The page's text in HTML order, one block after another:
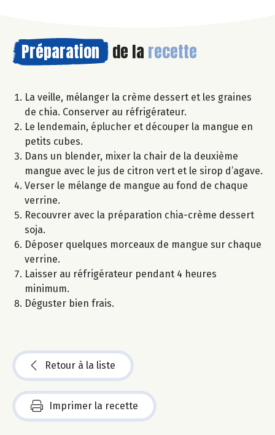
Préparation de la recette
La veille, mélanger la crème dessert et les graines
de chia. Conserver au réfrigérateur.
Le lendemain, éplucher et découper la mangue en
petits cubes.
Dans un blender, mixer la chair de la deuxième
mangue avec le jus de citron vert et le sirop d’agave.
Verser le mélange de mangue au fond de chaque
verrine.
Recouvrer avec la préparation chia-crème dessert
soja.
Déposer quelques morceaux de mangue sur chaque
verrine.
Laisser au réfrigérateur pendant 4 heures
minimum.
Déguster bien frais.
Retour à la liste
Imprimer la recette